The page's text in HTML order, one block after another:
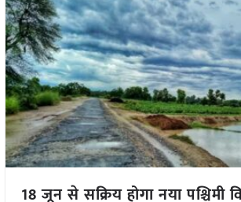
18 जून से सक्रिय होगा नया पश्चिमी